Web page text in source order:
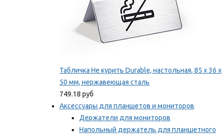
Табличка Не курить Durable, настольная, 85 x 36 x
50 мм, нержавеющая сталь
749.18 руб
Аксессуары для планшетов и мониторов
Держатели для мониторов
Напольный держатель для планшетного